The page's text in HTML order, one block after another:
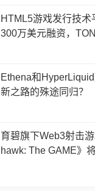
HTML5游戏发行技
300万美元融资，
Ethena和
新之路的殊途同归？
育碧旗下Web3射击
hawk: The GAME》